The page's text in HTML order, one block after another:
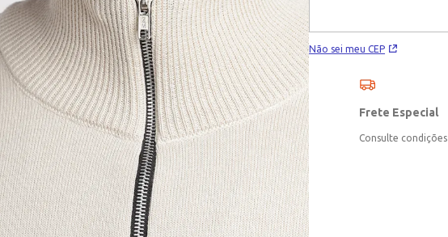
Não sei meu CEP
Frete Especial
Consulte condições